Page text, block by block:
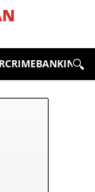
CRIMEBANKING &
🔍